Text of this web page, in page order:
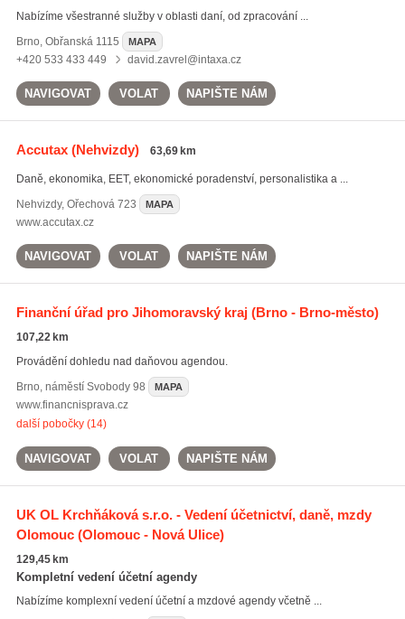
Nabízíme všestranné služby v oblasti daní, od zpracování ...
Brno, Obřanská 1115 MAPA
+420 533 433 449 david.zavrel@intaxa.cz
NAVIGOVAT VOLAT NAPIŠTE NÁM
Accutax(Nehvizdy) 63,69 km
Daně, ekonomika, EET, ekonomické poradenství, personalistika a ...
Nehvizdy, Ořechová 723 MAPA
www.accutax.cz
NAVIGOVAT VOLAT NAPIŠTE NÁM
Finanční úřad pro Jihomoravský kraj(Brno - Brno-město)
107,22 km
Provádění dohledu nad daňovou agendou.
Brno, náměstí Svobody 98 MAPA
www.financnisprava.cz
další pobočky (14)
NAVIGOVAT VOLAT NAPIŠTE NÁM
UK OL Krchňáková s.r.o. - Vedení účetnictví, daně, mzdy
Olomouc(Olomouc - Nová Ulice)
129,45 km
Kompletní vedení účetní agendy
Nabízíme komplexní vedení účetní a mzdové agendy včetně ...